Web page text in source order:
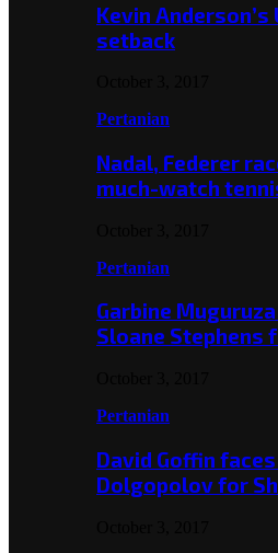
Kevin Anderson’s
setback
Pertanian
Nadal, Federer
much-watch
Pertanian
Garbine
Sloane Stephens
Pertanian
David Goffin
Dolgopolov for